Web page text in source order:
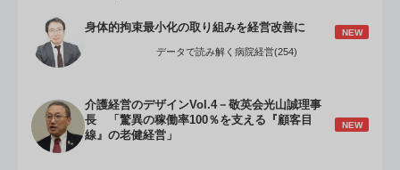
身体的拘束最小化の取り組みを経営改善に NEW
データで読み解く病院経営(254)
介護経営のデザインVol.4－敬英会光山誠理事
長 「驚異の稼働率100％を支える『顧客目
線』の老健経営」
NEW